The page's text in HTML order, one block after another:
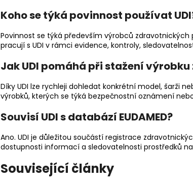
Koho se týká povinnost používat
Povinnost se týká především výrobců
pracují s UDI v rámci evidence, kontroly,
Jak UDI pomáhá při stažení výrobku
Díky UDI lze rychleji dohledat konkrétní model, šarži
výrobků, kterých se týká bezpečnostní oznámení
Souvisí UDI s databází EUDAMED?
Ano. UDI je důležitou součástí registrace
dostupnosti informací a sledovatelnosti prostředků na
Související články